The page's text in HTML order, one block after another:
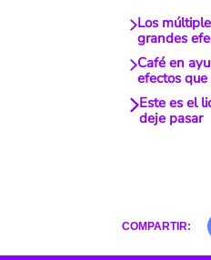
Los
grandes
Café en
efectos
Este es el
deje pasar
COMPARTIR: